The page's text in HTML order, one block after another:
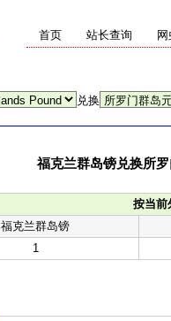
首页 站长查询
兑换
福克兰群岛镑兑换所
按当前
福克兰群岛镑
1